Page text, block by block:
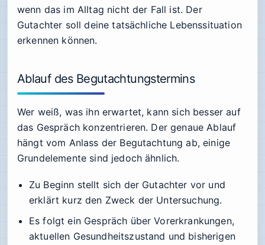
wenn das im Alltag nicht der Fall ist. Der
Gutachter soll deine tatsächliche Lebenssituation
erkennen können.
Ablauf des Begutachtungstermins
Wer weiß, was ihn erwartet, kann sich besser auf
das Gespräch konzentrieren. Der genaue Ablauf
hängt vom Anlass der Begutachtung ab, einige
Grundelemente sind jedoch ähnlich.
Zu Beginn stellt sich der Gutachter vor und
erklärt kurz den Zweck der Untersuchung.
Es folgt ein Gespräch über Vorerkrankungen,
aktuellen Gesundheitszustand und bisherigen